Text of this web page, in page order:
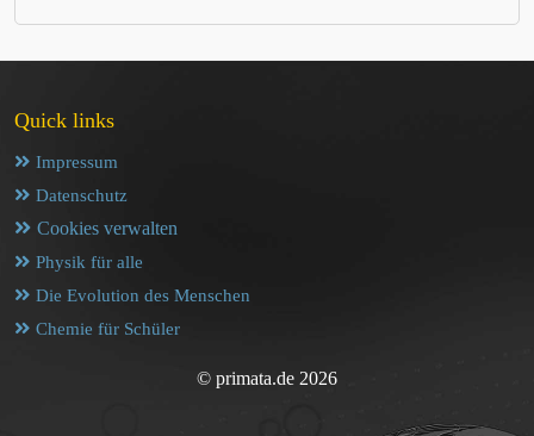
Quick links
Impressum
Datenschutz
Cookies verwalten
Physik für alle
Die Evolution des Menschen
Chemie für Schüler
© primata.de 2026